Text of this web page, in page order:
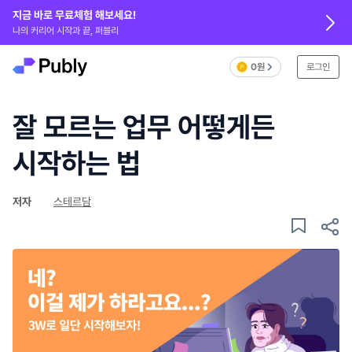
지금 바로 무료체험 해보세요!
나의 커리어 시작과 끝, 퍼블리
0원 로그인
잘 모르는 업무 어떻게든
시작하는 법
저자 스테르담